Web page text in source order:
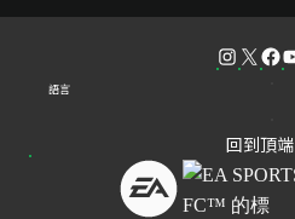
語言
回到頂端